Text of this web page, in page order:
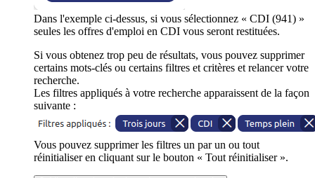
Dans l'exemple ci-dessus, si vous sélectionnez « CDI (941) »
seules les offres d'emploi en CDI vous seront restituées.
Si vous obtenez trop peu de résultats, vous pouvez supprimer
certains mots-clés ou certains filtres et critères et relancer votre
recherche.
Les filtres appliqués à votre recherche apparaissent de la façon
suivante :
Vous pouvez supprimer les filtres un par un ou tout
réinitialiser en cliquant sur le bouton « Tout réinitialiser ».